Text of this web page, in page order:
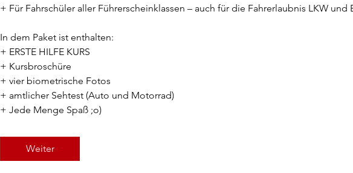
+ Für Fahrschüler aller Führerscheinklassen – auch für die Fahrerlaubnis LKW und
In dem Paket ist enthalten:
+ ERSTE HILFE KURS
+ Kursbroschüre
+ vier biometrische Fotos
+ amtlicher Sehtest (Auto und Motorrad)
Weiter